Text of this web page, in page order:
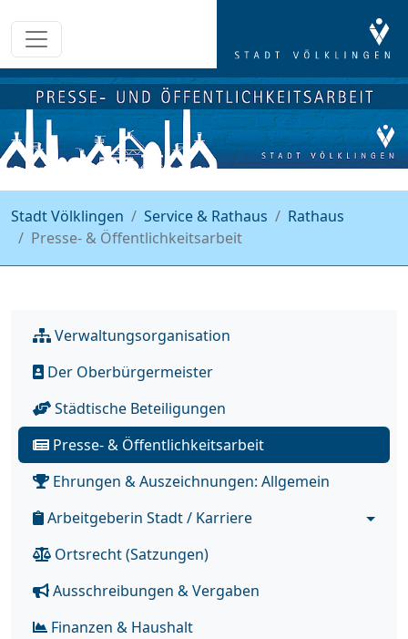
Stadt Völklingen Service & Rathaus
Rathaus
Presse- & Öffentlichkeitsarbeit
Verwaltungsorganisation
Der Oberbürgermeister
Städtische Beteiligungen
Presse- & Öffentlichkeitsarbeit
Ehrungen & Auszeichnungen: Allgemein
Arbeitgeberin Stadt / Karriere
Ortsrecht (Satzungen)
Ausschreibungen & Vergaben
Finanzen & Haushalt